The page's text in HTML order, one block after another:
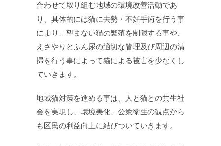
合わせて取り組む地域の環境改善活動であ
り、具体的には猫に去勢・不妊手術を行う事
により、望まない猫の繁殖を制限する事や、
えさやりとふん尿の適切な管理及び周辺の清
掃を行う事によって猫による被害を少なくし
ていきます。
地域猫対策を進める事は、人と猫との共生社
会を実現し、環境美化、公衆衛生の観点から
も区民の利益向上に結びついていきます。